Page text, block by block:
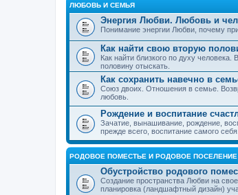
ЛЮБОВЬ И СЕМЬЯ
Энергия Любви. Любовь и
Понимание энергии Любви, почему
Как найти свою вторую
Как найти близкого по духу
половину отыскать.
Как сохранить навечно в
Союз двоих. Отношения в семье.
любовь.
Рождение и воспитание
Зачатие, вынашивание, рождение,
прежде всего, воспитание самого
РОДОВОЕ ПОМЕСТЬЕ И РОДОВОЕ ПОСЕЛЕНИЕ
Обустройство родового
Создание пространства Любви на
планировка (ландшафтный дизайн)